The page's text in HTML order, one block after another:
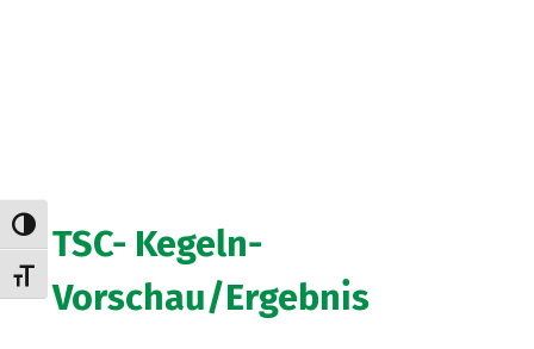
Umschalten auf hohe Kontraste
Schrift vergrößern
TSC- Kegeln-
Vorschau/Ergebnis